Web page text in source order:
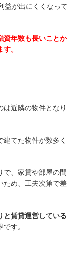
益が出にくくなって
資年数も長いことか
。
は近隣の物件となり
てた物件が数多く
で、家賃や部屋の間
ため、工夫次第で差
と賃貸運営している
す。